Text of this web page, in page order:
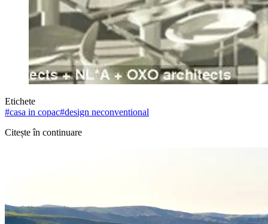
Etichete
#casa in copac#design neconventional
Citește în continuare